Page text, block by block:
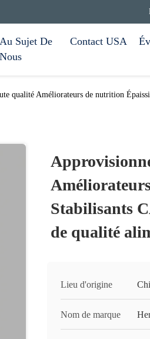
Au Sujet De
Nous
Contact USA
qualité Améliorateurs de nutrition
Stabilisants
de qualité
Lieu d'origine
Nom de marque